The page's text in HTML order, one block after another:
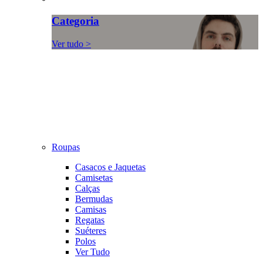
Categoria
Ver tudo >
Roupas
Casacos e Jaquetas
Camisetas
Calças
Bermudas
Camisas
Regatas
Suéteres
Polos
Ver Tudo